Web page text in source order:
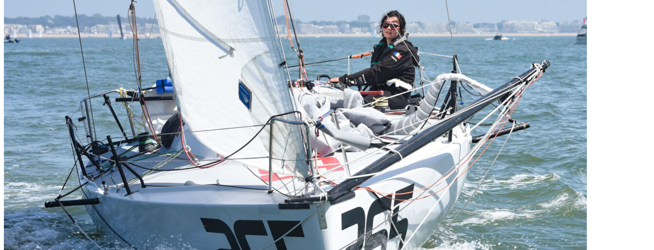
22Jan
Classe Ultim 32/23,Records,Trophée Jules Verne
Gitana 17 devient Actual Ultim 4
Source
Gitana Team
22 janvier 2025
0